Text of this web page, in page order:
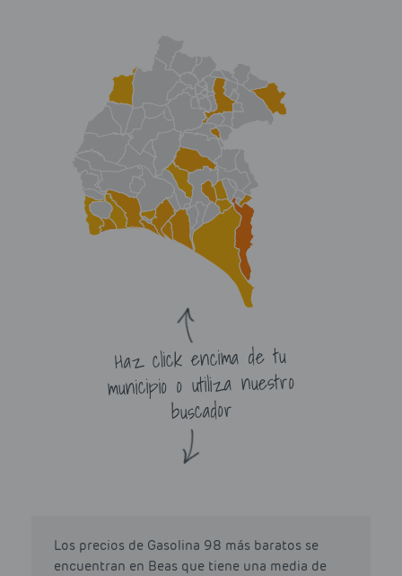
Haz click encima de tu
municipio o utiliza nuestro
buscador
Los precios de Gasolina 98 más baratos se
encuentran en Beas que tiene una media de